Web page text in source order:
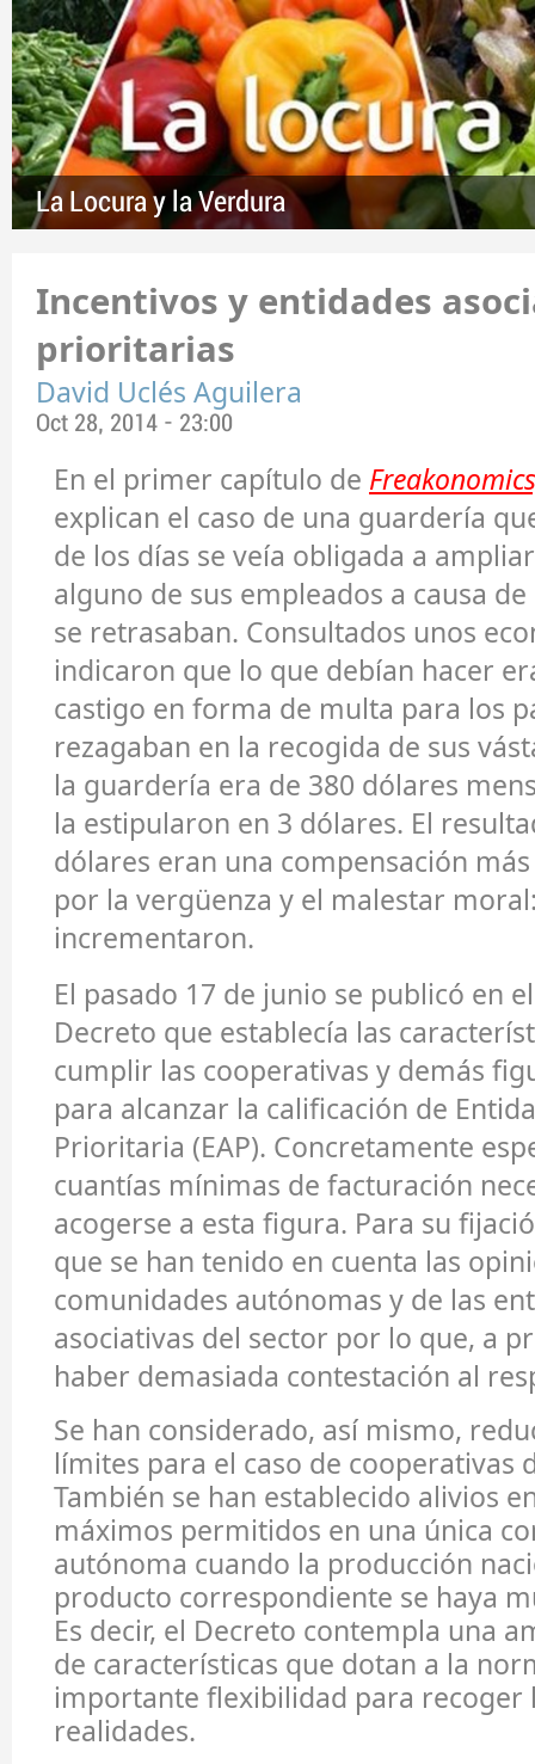
La Locura y la Verdura
Incentivos y entidades
prioritarias
David Uclés Aguilera
Oct 28, 2014 - 23:00
En el primer capítulo de
explican el caso de una guardería
de los días se veía obligada a
alguno de sus empleados a causa
se retrasaban. Consultados unos
indicaron que lo que debían hacer
castigo en forma de multa para los
rezagaban en la recogida de sus
la guardería era de 380 dólares
la estipularon en 3 dólares. El
dólares eran una compensación
por la vergüenza y el malestar
incrementaron.
El pasado 17 de junio se publicó en
Decreto que establecía las
cumplir las cooperativas y demás
para alcanzar la calificación de
Prioritaria (EAP). Concretamente
cuantías mínimas de facturación
acogerse a esta figura. Para su
que se han tenido en cuenta las
comunidades autónomas y de las
asociativas del sector por lo que, a
haber demasiada contestación al
Se han considerado, así mismo,
límites para el caso de cooperativas
También se han establecido alivios
máximos permitidos en una única
autónoma cuando la producción
producto correspondiente se haya
Es decir, el Decreto contempla una
de características que dotan a la
importante flexibilidad para recoger
realidades.